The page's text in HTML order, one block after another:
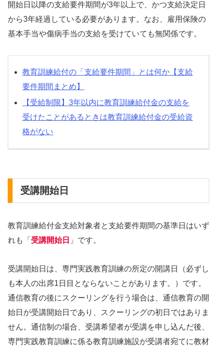
開始日以降の支給要件期間が3年以上で、かつ支給決定日
から3年経過している必要があります。なお、雇用保険の
基本手当や傷病手当の支給を受けていても無関係です。
教育訓練給付の「支給要件期間」とは何か【支給
要件期間まとめ】
【受給制限】3年以内に教育訓練給付金の支給を
受けたことがあるときは教育訓練給付金の受給資
格がない
受講開始日
教育訓練給付金支給対象者と支給要件期間の基準日はいず
れも「 受講開始日 」です。
受講開始日は、専門実践教育訓練の所定の開講日（必ずし
も本人の出席1日目とならないことがあります。）です。
通信教育の後にスクーリングを行う場合は、通信教育の開
始日が受講開始日であり、スクーリングの初日ではありま
せん。通信制の場合、受講希望者が受講を申し込んだ後、
専門実践教育訓練に係る教育訓練施設が受講者宛てに教材